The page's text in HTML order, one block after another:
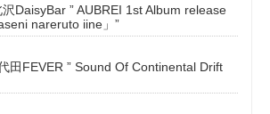
DaisyBar ” AUBREI 1st Album release
nareruto iine」”
田FEVER ” Sound Of Continental Drift